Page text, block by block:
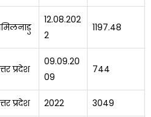
12.08.202
2
1197.48
प्रदेश
09.09.20
09
744
प्रदेश 2022 3049